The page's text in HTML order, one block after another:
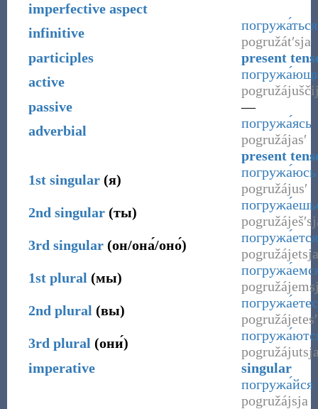
imperfective aspect
infinitive
погружа́ться
pogružátʹsja
participles
present
active
passive
—
adverbial
погружа́ясь
pogružájasʹ
present
1st singular(я)
погружа́юсь
pogružájusʹ
2nd singular(ты)
3rd singular(он/она́/оно́)
погружа́ется
pogružájetsja
1st plural (мы)
2nd plural (вы)
pogružájetesʹ
3rd plural (они́)
imperative
singular
погружа́йся
pogružájsja